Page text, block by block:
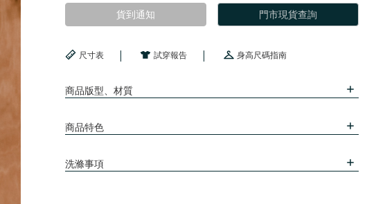
貨到通知 門市現貨查詢
尺寸表 試穿報告 身高尺碼指南
商品版型、材質
商品特色
洗滌事項